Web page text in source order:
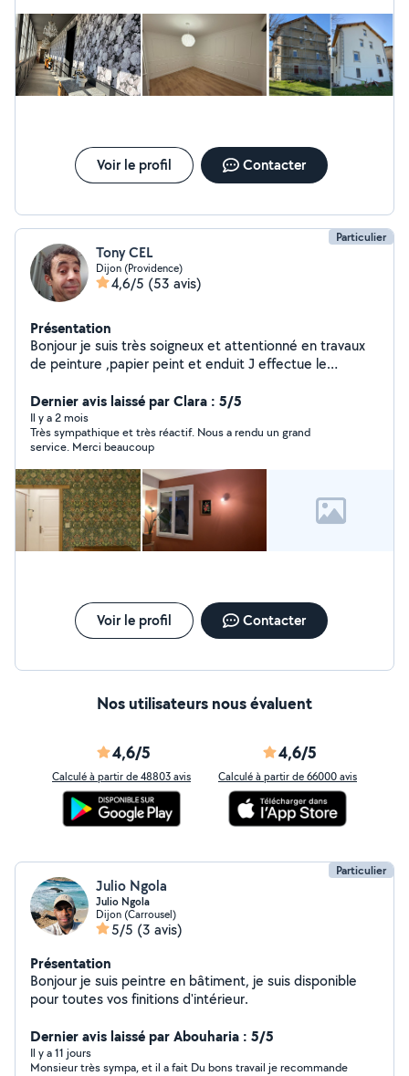
Voir le profil Contacter
Particulier
Tony CEL
Dijon (Providence)
4,6/5 (53 avis)
Présentation
Bonjour je suis très soigneux et attentionné en travaux
de peinture ,papier peint et enduit J effectue le
Dernier avis laissé par Clara : 5/5
Il y a 2 mois
Très sympathique et très réactif. Nous a rendu un grand
service. Merci beaucoup
Voir le profil Contacter
Nos utilisateurs nous évaluent
4,6/5
Calculé à partir de 48803 avis
4,6/5
Calculé à partir de 66000 avis
Particulier
Julio Ngola
Julio Ngola
Dijon (Carrousel)
5/5 (3 avis)
Présentation
Bonjour je suis peintre en bâtiment, je suis disponible
pour toutes vos finitions d'intérieur.
Dernier avis laissé par Abouharia : 5/5
Il y a 11 jours
Monsieur très sympa, et il a fait Du bons travail je recommande